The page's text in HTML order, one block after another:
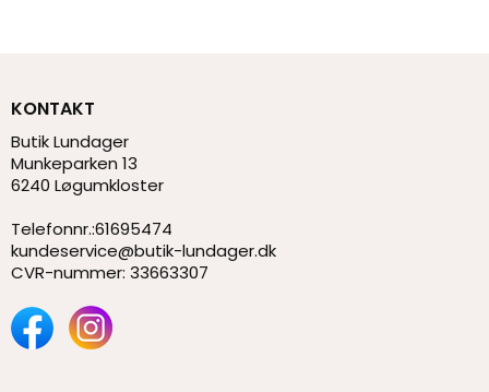
KONTAKT
Butik Lundager
Munkeparken 13
6240 Løgumkloster
Telefonnr.:61695474
kundeservice@butik-lundager.dk
CVR-nummer: 33663307